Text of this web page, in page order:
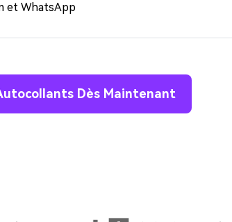
et WhatsApp
Dès Maintenant